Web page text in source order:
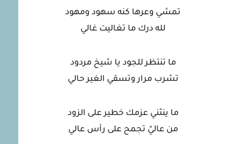
تمشي وعرها كنه سهود ومهود
لله درك ما تغاليت غالي
ما تنتظر للجود يا شيخ مردود
تشرب مرار وتسقي الغير حالي
ما ينثني عزمك خطير على الزود
من عاليً تجمح على رأس عالي